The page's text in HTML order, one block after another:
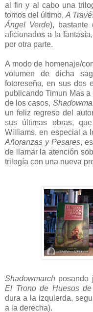
al fin y al cabo una
tomos del último, A
Ángel Verde), bastante
aficionados a la
por otra parte.
A modo de homenaje/
volumen de dicha
fotoreseña, en sus dos
publicando Timun Mas
de los casos,
un feliz regreso del
sus últimas obras,
Williams, en especial a
Añoranzas y Pesares,
de llamar la atención
trilogía con una nueva
Shadowmarch posando
El Trono de Huesos de
dura a la izquierda,
a la derecha).